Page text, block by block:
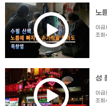
노
이금
조회
성
이금
조회